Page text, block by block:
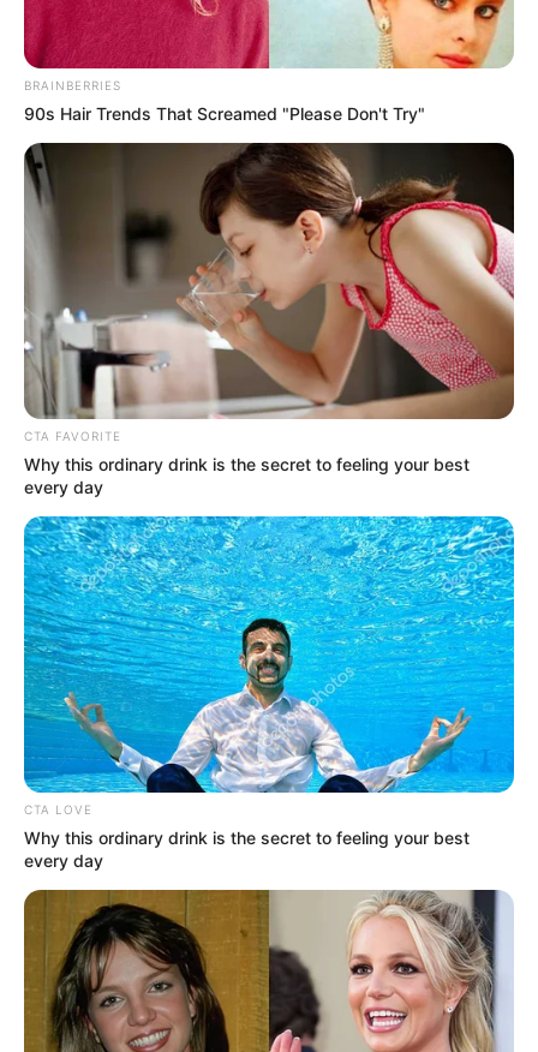
BRAINBERRIES
90s Hair Trends That Screamed "Please Don't Try"
CTA FAVORITE
Why this ordinary drink is the secret to feeling your best
every day
CTA LOVE
Why this ordinary drink is the secret to feeling your best
every day